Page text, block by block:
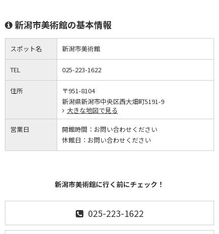
新潟市美術館の基本情報
スポット名 新潟市美術館
TEL 025-223-1622
住所
〒951-8104
新潟県新潟市中央区西大畑町5191-9
大きな地図で見る
営業日 開館時間： お問い合わせください
休館日： お問い合わせください
新潟市美術館に行く前にチェック！
025-223-1622